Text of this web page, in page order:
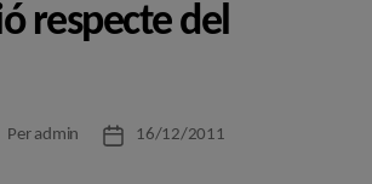
respecte del
Per admin
Data16/12/2011